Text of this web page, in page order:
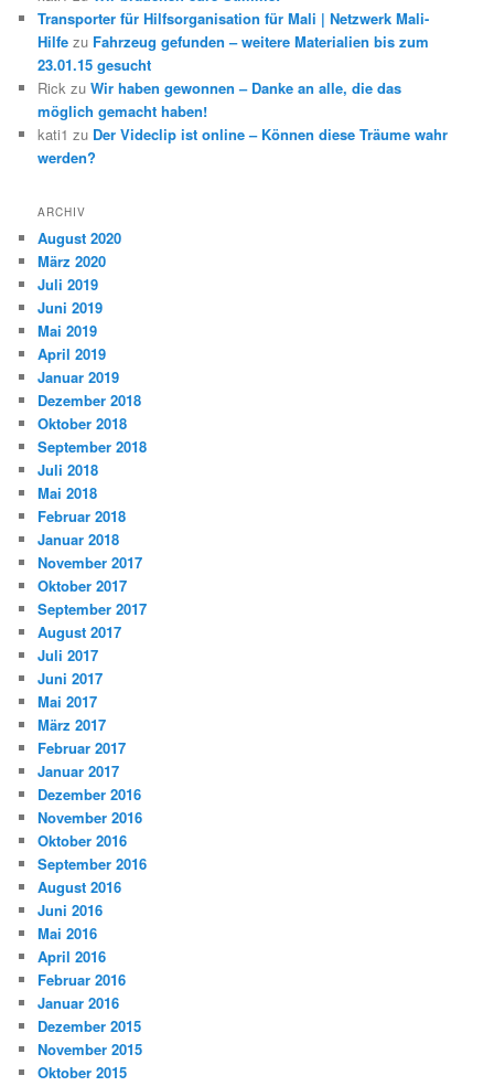
Transporter für Hilfsorganisation für Mali | Netzwerk Mali-
Hilfe zu Fahrzeug gefunden – weitere Materialien bis zum
23.01.15 gesucht
Rick zuWir haben gewonnen – Danke an alle, die das
möglich gemacht haben!
kati1 zu Der Videclip ist online – Können diese Träume wahr
werden?
ARCHIV
August 2020
März 2020
Juli 2019
Juni 2019
Mai 2019
April 2019
Januar 2019
Dezember 2018
Oktober 2018
September 2018
Juli 2018
Mai 2018
Februar 2018
Januar 2018
November 2017
Oktober 2017
September 2017
August 2017
Juli 2017
Juni 2017
Mai 2017
März 2017
Februar 2017
Januar 2017
Dezember 2016
November 2016
Oktober 2016
September 2016
August 2016
Juni 2016
Mai 2016
April 2016
Februar 2016
Januar 2016
Dezember 2015
November 2015
Oktober 2015